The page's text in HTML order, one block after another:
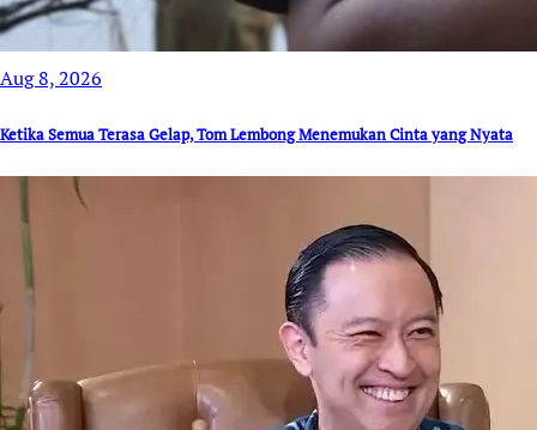
Aug 8, 2026
Ketika Semua Terasa Gelap, Tom Lembong Menemukan Cinta yang Nyata